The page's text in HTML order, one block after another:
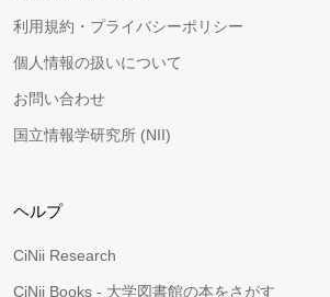
利用規約・プライバシーポリシー
個人情報の扱いについて
お問い合わせ
国立情報学研究所 (NII)
ヘルプ
CiNii Research
CiNii Books - 大学図書館の本をさがす